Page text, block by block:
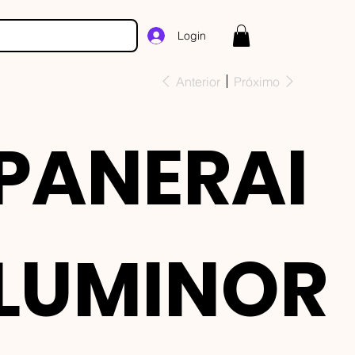
Login
Anterior Próximo